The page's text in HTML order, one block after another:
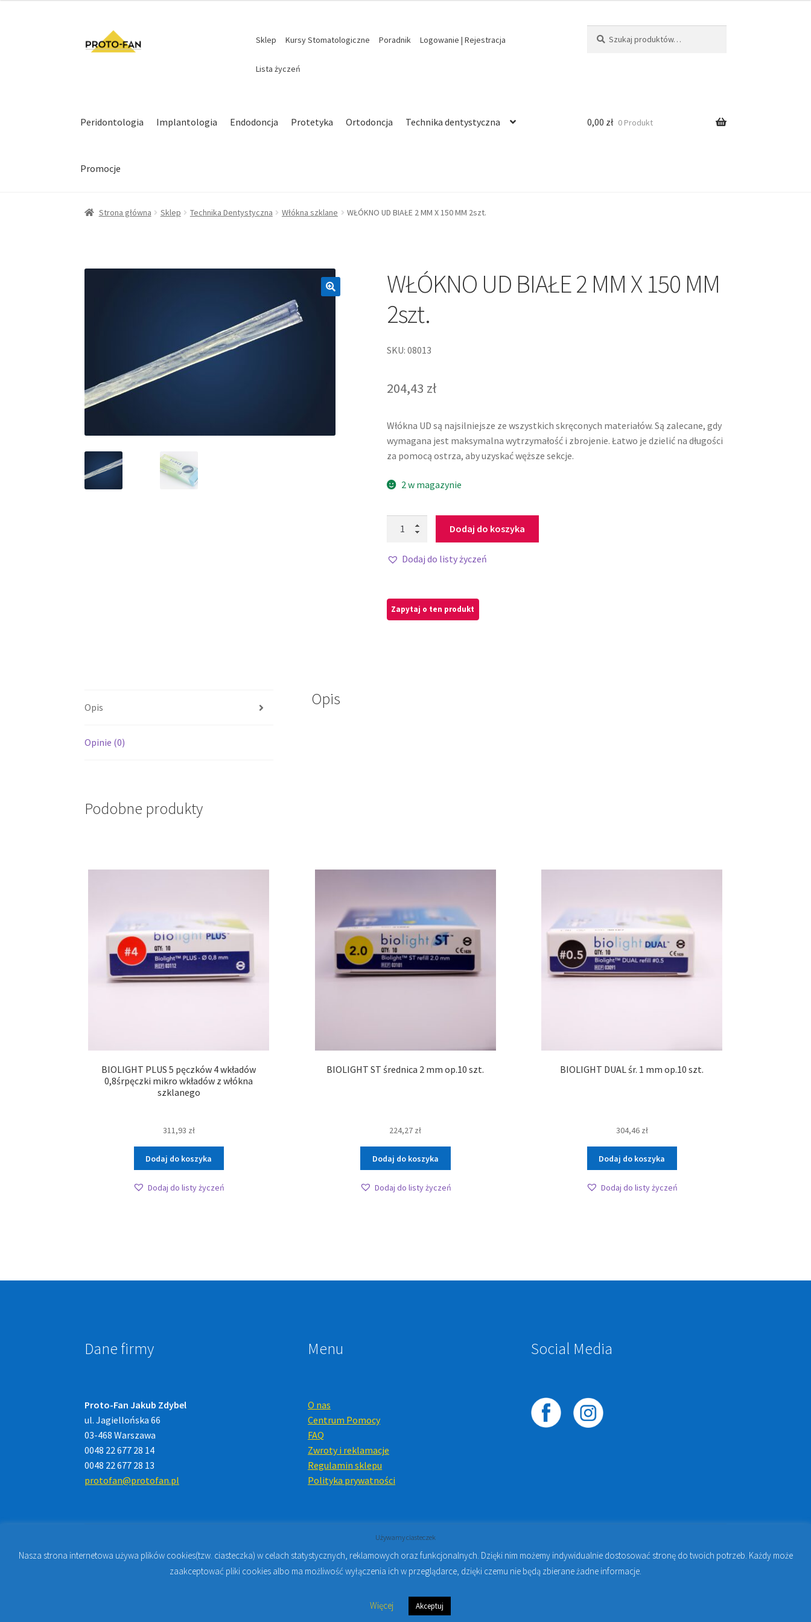
Sklep Kursy Stomatologiczne Poradnik Logowanie | Rejestracja
Lista życzeń
Peridontologia Implantologia Endodoncja Protetyka Ortodoncja Technika dentystyczna
Promocje
0,00 zł 0 Produkt
Strona główna Sklep Technika Dentystyczna Włókna szklane WŁÓKNO UD BIAŁE 2 MM X 150 MM 2szt.
WŁÓKNO UD BIAŁE 2 MM X 150 MM
2szt.
SKU: 08013
204,43 zł
Włókna UD są najsilniejsze ze wszystkich skręconych materiałów. Są zalecane, gdy
wymagana jest maksymalna wytrzymałość i zbrojenie. Łatwo je dzielić na długości
za pomocą ostrza, aby uzyskać węższe sekcje.
2 w magazynie
Dodaj do koszyka
Dodaj do listy życzeń
Opis
Opinie (0)
Opis
Podobne produkty
BIOLIGHT PLUS 5 pęczków 4 wkładów
0,8śrpęczki mikro wkładów z włókna
szklanego
311,93 zł
Dodaj do koszyka
Dodaj do listy życzeń
BIOLIGHT ST średnica 2 mm op.10 szt.
224,27 zł
Dodaj do koszyka
Dodaj do listy życzeń
BIOLIGHT DUAL śr. 1 mm op.10 szt.
304,46 zł
Dodaj do koszyka
Dodaj do listy życzeń
Dane firmy
Proto-Fan Jakub Zdybel
ul. Jagiellońska 66
03-468 Warszawa
0048 22 677 28 14
0048 22 677 28 13
protofan@protofan.pl
Menu
O nas
Centrum Pomocy
FAQ
Zwroty i reklamacje
Regulamin sklepu
Polityka prywatności
Social Media
© 2023 PROTO-FAN | Sklep Stomatologiczny Online i Kursy Online Warszawa- Sklep stomatologiczny w Warszawie | Jakub Zdybel Proto-Fan
Używamy ciasteczek
Nasza strona internetowa używa plików cookies(tzw. ciasteczka) w celach statystycznych, reklamowych oraz funkcjonalnych. Dzięki nim możemy indywidualnie dostosować stronę do twoich potrzeb. Każdy może
zaakceptować pliki cookies albo ma możliwość wyłączenia ich w przeglądarce, dzięki czemu nie będą zbierane żadne informacje.
Więcej Akceptuj